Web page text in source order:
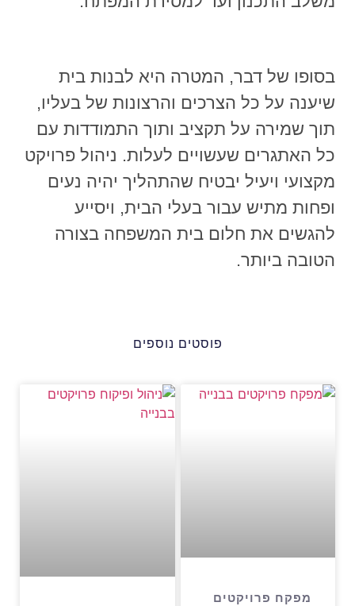
בסופו של דבר, המטרה היא לבנות בית
שיענה על כל הצרכים והרצונות של בעליו,
תוך שמירה על תקציב ותוך התמודדות עם
כל האתגרים שעשויים לעלות. ניהול פרויקט
מקצועי ויעיל יבטיח שהתהליך יהיה נעים
ופחות מתיש עבור בעלי הבית, ויסייע
להגשים את חלום בית המשפחה בצורה
הטובה ביותר.
פוסטים נוספים
מפקח פרויקטים